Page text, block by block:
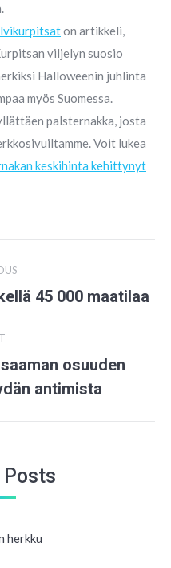
on artikkeli,
viljelyn suosio
Halloweenin juhlinta
myös Suomessa.
palsternakka, josta
Voit lukea
keskihinta kehittynyt
45 000 maatilaa
osuuden
antimista
Posts
herkku